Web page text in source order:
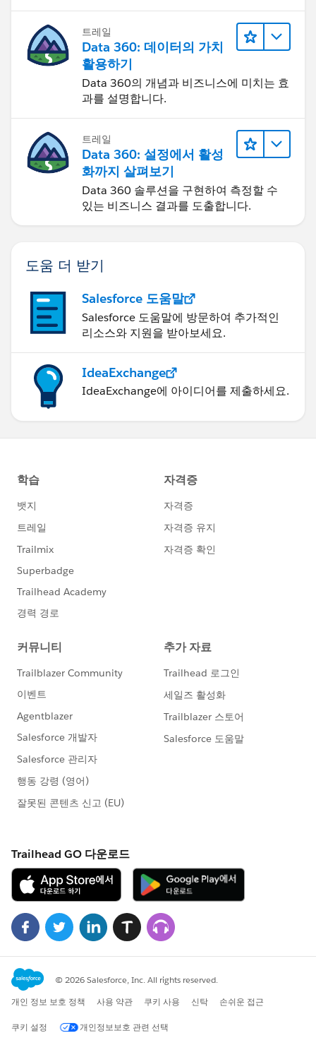
트레일
Data 360: 데이터의 가치
활용하기
Data 360의 개념과 비즈니스에 미치는 효
과를 설명합니다.
트레일
Data 360: 설정에서 활성
화까지 살펴보기
Data 360 솔루션을 구현하여 측정할 수
있는 비즈니스 결과를 도출합니다.
도움 더 받기
Salesforce 도움말
Salesforce 도움말에 방문하여 추가적인
리소스와 지원을 받아보세요.
IdeaExchange
IdeaExchange에 아이디어를 제출하세요.